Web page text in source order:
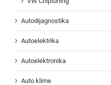
Autodijagnostika
Autoelektrika
Autoelektronika
Auto klime